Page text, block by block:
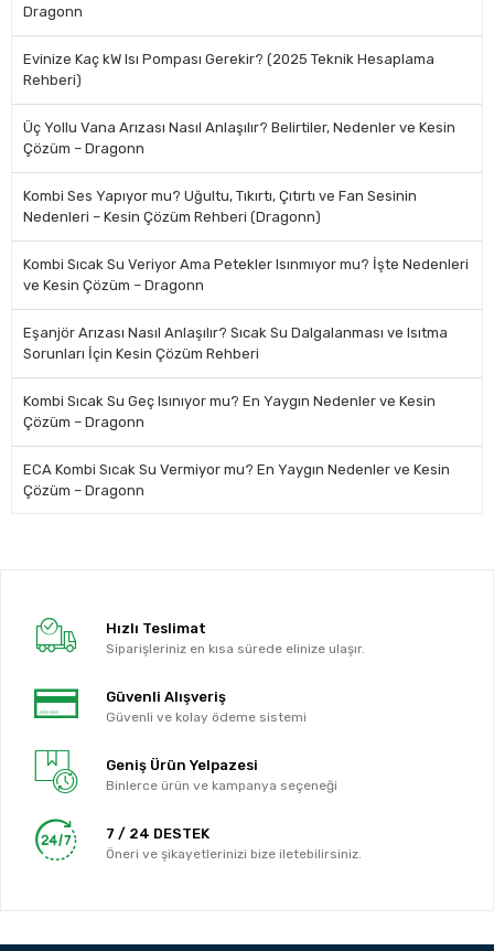
Dragonn
Evinize Kaç kW Isı Pompası Gerekir? (2025 Teknik Hesaplama
Rehberi)
Üç Yollu Vana Arızası Nasıl Anlaşılır? Belirtiler, Nedenler ve Kesin
Çözüm – Dragonn
Kombi Ses Yapıyor mu? Uğultu, Tıkırtı, Çıtırtı ve Fan Sesinin
Nedenleri – Kesin Çözüm Rehberi (Dragonn)
Kombi Sıcak Su Veriyor Ama Petekler Isınmıyor mu? İşte Nedenleri
ve Kesin Çözüm – Dragonn
Eşanjör Arızası Nasıl Anlaşılır? Sıcak Su Dalgalanması ve Isıtma
Sorunları İçin Kesin Çözüm Rehberi
Kombi Sıcak Su Geç Isınıyor mu? En Yaygın Nedenler ve Kesin
Çözüm – Dragonn
ECA Kombi Sıcak Su Vermiyor mu? En Yaygın Nedenler ve Kesin
Çözüm – Dragonn
Hızlı Teslimat
Siparişleriniz en kısa sürede elinize ulaşır.
Güvenli Alışveriş
Güvenli ve kolay ödeme sistemi
Geniş Ürün Yelpazesi
Binlerce ürün ve kampanya seçeneği
7 / 24 DESTEK
Öneri ve şikayetlerinizi bize iletebilirsiniz.